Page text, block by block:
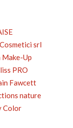
srl
Up
PRO
Fawcett
nature
Color